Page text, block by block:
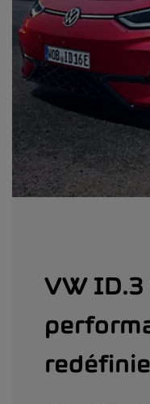
VW ID.3
redéfinie